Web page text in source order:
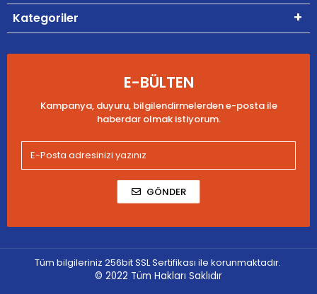
Kategoriler
E-BÜLTEN
Kampanya, duyuru, bilgilendirmelerden e-posta ile
haberdar olmak istiyorum.
GÖNDER
Tüm bilgileriniz 256bit SSL Sertifikası ile korunmaktadır.
© 2022 Tüm Hakları Saklıdır